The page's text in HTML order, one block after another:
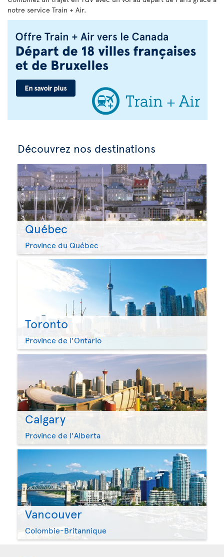
notre service Train + Air.
Découvrez nos destinations
Québec
Province du Québec
Toronto
Province de l'Ontario
Calgary
Province de l'Alberta
Vancouver
Colombie-Britannique